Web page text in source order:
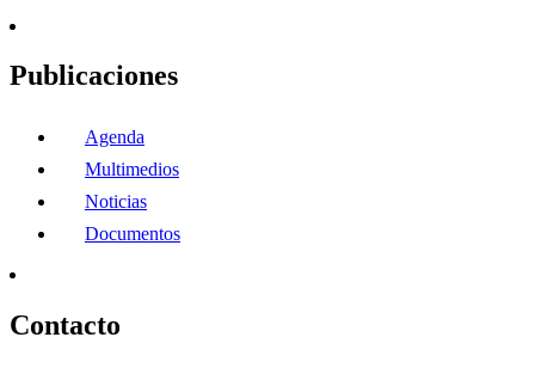
Publicaciones
Agenda
Multimedios
Noticias
Documentos
Contacto